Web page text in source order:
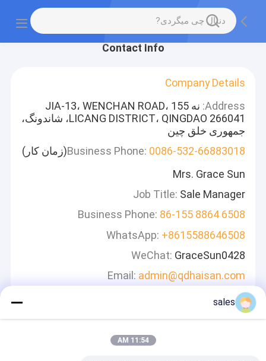
Contact Info
Company Details
Address:
نه 155 JIA-13، WENCHAN ROAD،
LICANG DISTRICT، QINGDAO 266041، شاندونگ،
جمهوری خلق چین
Business Phone: 0086-532-66883018
(زمان کار)
Mrs. Grace Sun
Job Title: Sale Manager
Business Phone: 86-155 8864 6508
WhatsApp: +8615588646508
WeChat: GraceSun0428
Email: admin@qdhaisan.com
ما به سرعت پاسخ خواهیم داد
sales
11:54 AM